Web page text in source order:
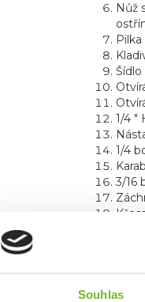
Souhlas
Nůž
Pilka
Šídlo
1/4 "
1/4
3/16